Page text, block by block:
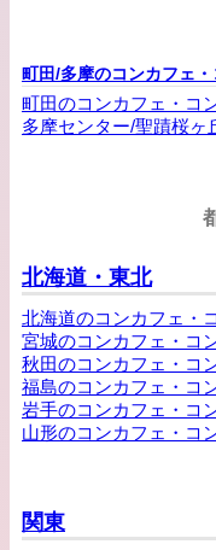
町田/多摩のコンカフェ
町田のコンカフェ・コ
多摩センター/聖蹟桜ヶ
北海道・東北
北海道のコンカフェ・
宮城のコンカフェ・コ
秋田のコンカフェ・コ
福島のコンカフェ・コ
岩手のコンカフェ・コ
山形のコンカフェ・コ
関東